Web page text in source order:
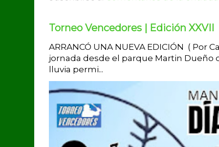
Torneo Vencedores | Edición XXVII
ARRANCÓ UNA NUEVA EDICIÓN ( Por
jornada desde el parque Martin Dueño
lluvia permi...